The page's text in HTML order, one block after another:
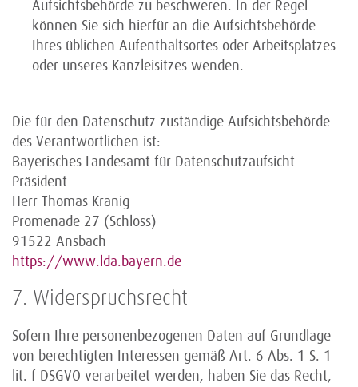
Aufsichtsbehörde zu beschweren. In der Regel
können Sie sich hierfür an die Aufsichtsbehörde
Ihres üblichen Aufenthaltsortes oder Arbeitsplatzes
oder unseres Kanzleisitzes wenden.
Die für den Datenschutz zuständige Aufsichtsbehörde
des Verantwortlichen ist:
Bayerisches Landesamt für Datenschutzaufsicht
Präsident
Herr Thomas Kranig
Promenade 27 (Schloss)
91522 Ansbach
https://www.lda.bayern.de
7. Widerspruchsrecht
Sofern Ihre personenbezogenen Daten auf Grundlage
von berechtigten Interessen gemäß Art. 6 Abs. 1 S. 1
lit. f DSGVO verarbeitet werden, haben Sie das Recht,